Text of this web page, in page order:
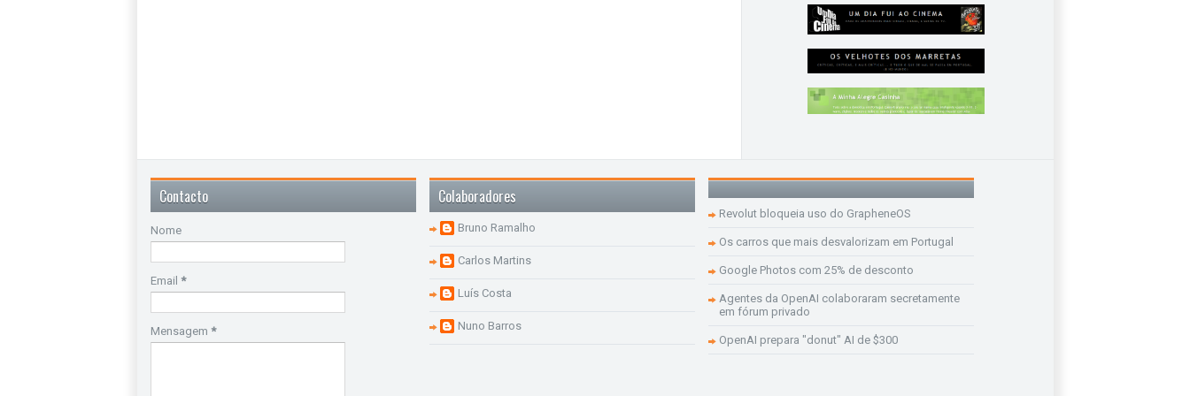
Contacto
Nome
Email *
Mensagem *
Colaboradores
Bruno Ramalho
Carlos Martins
Luís Costa
Nuno Barros
Revolut bloqueia uso do GrapheneOS
Os carros que mais desvalorizam em Portugal
Google Photos com 25% de desconto
Agentes da OpenAI colaboraram secretamente
em fórum privado
OpenAI prepara "donut" AI de $300